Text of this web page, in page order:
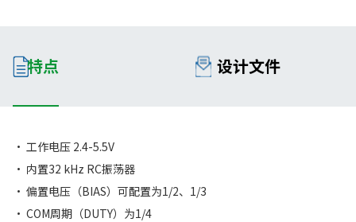
特点 设计文件
• 工作电压 2.4-5.5V
• 内置32 kHz RC振荡器
• 偏置电压（BIAS）可配置为1/2、1/3
• COM周期（DUTY）为1/4